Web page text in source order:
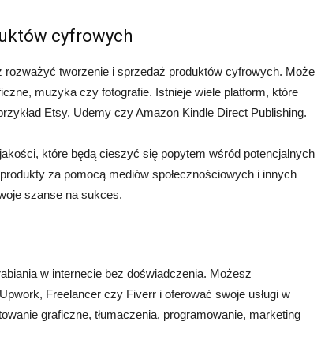
cyfrowych
tworzenie i sprzedaż produktów cyfrowych. Może
muzyka czy fotografie. Istnieje wiele platform, które
Etsy, Udemy czy Amazon Kindle Direct Publishing.
które będą cieszyć się popytem wśród potencjalnych
za pomocą mediów społecznościowych i innych
szanse na sukces.
w internecie bez doświadczenia. Możesz
Freelancer czy Fiverr i oferować swoje usługi w
graficzne, tłumaczenia, programowanie, marketing